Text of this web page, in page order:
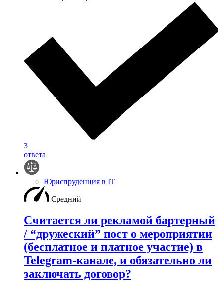
3
ответа
Юриспруденция в IT
Средний
Считается ли рекламой бартерный
/ “дружеский” пост о мероприятии
(бесплатное и платное участие) в
Telegram-канале, и обязательно ли
заключать договор?